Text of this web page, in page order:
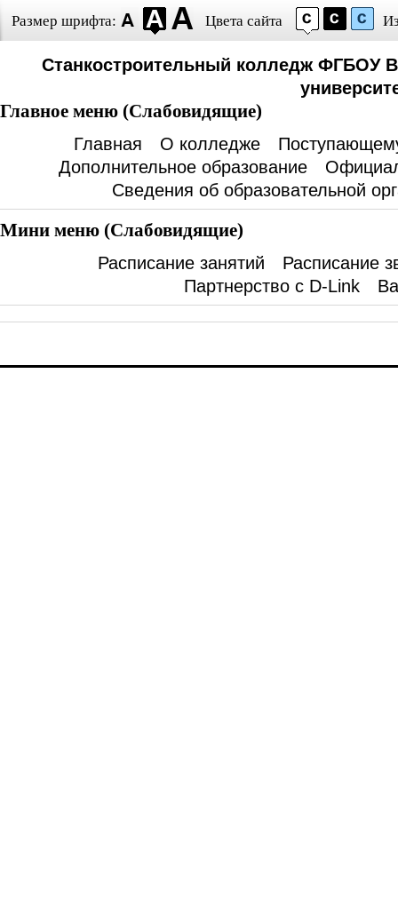
Размер шрифта: Цвета сайта
Станкостроительный колледж ФГБОУ
Главное меню (Слабовидящие)
Главная О колледже
Дополнительное образование
Сведения об образовательной
Мини меню (Слабовидящие)
Расписание занятий
Расписание
Партнерство с D-Link